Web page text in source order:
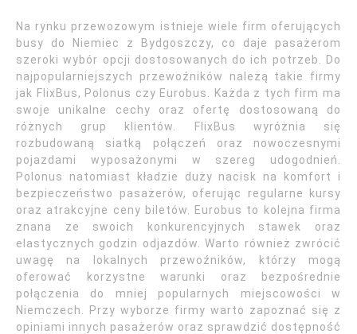
Na rynku przewozowym istnieje wiele firm oferujących
busy do Niemiec z Bydgoszczy, co daje pasażerom
szeroki wybór opcji dostosowanych do ich potrzeb. Do
najpopularniejszych przewoźników należą takie firmy
jak FlixBus, Polonus czy Eurobus. Każda z tych firm ma
swoje unikalne cechy oraz ofertę dostosowaną do
różnych grup klientów. FlixBus wyróżnia się
rozbudowaną siatką połączeń oraz nowoczesnymi
pojazdami wyposażonymi w szereg udogodnień.
Polonus natomiast kładzie duży nacisk na komfort i
bezpieczeństwo pasażerów, oferując regularne kursy
oraz atrakcyjne ceny biletów. Eurobus to kolejna firma
znana ze swoich konkurencyjnych stawek oraz
elastycznych godzin odjazdów. Warto również zwrócić
uwagę na lokalnych przewoźników, którzy mogą
oferować korzystne warunki oraz bezpośrednie
połączenia do mniej popularnych miejscowości w
Niemczech. Przy wyborze firmy warto zapoznać się z
opiniami innych pasażerów oraz sprawdzić dostępność